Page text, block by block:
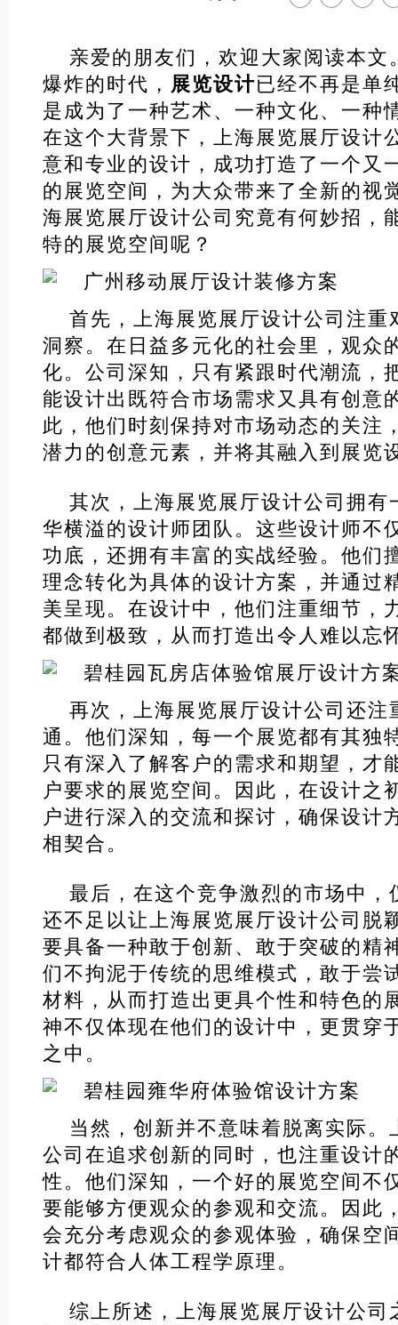
亲爱的朋友们，欢迎大家阅读本文
爆炸的时代， 展览设计已经不再是单
是成为了一种艺术、一种文化、一种
在这个大背景下，上海展览展厅设计
意和专业的设计，成功打造了一个又
的展览空间，为大众带来了全新的视
海展览展厅设计公司究竟有何妙招，
特的展览空间呢？
首先，上海展览展厅设计公司注重
洞察。在日益多元化的社会里，观众
化。公司深知，只有紧跟时代潮流，
能设计出既符合市场需求又具有创意
此，他们时刻保持对市场动态的关注
潜力的创意元素，并将其融入到展览
其次，上海展览展厅设计公司拥有
华横溢的设计师团队。这些设计师不
功底，还拥有丰富的实战经验。他们
理念转化为具体的设计方案，并通过
美呈现。在设计中，他们注重细节，
都做到极致，从而打造出令人难以忘
再次，上海展览展厅设计公司还注
通。他们深知，每一个展览都有其独
只有深入了解客户的需求和期望，才
户要求的展览空间。因此，在设计之
户进行深入的交流和探讨，确保设计
相契合。
最后，在这个竞争激烈的市场中，
还不足以让上海展览展厅设计公司脱
要具备一种敢于创新、敢于突破的精
们不拘泥于传统的思维模式，敢于尝
材料，从而打造出更具个性和特色的
神不仅体现在他们的设计中，更贯穿
之中。
当然，创新并不意味着脱离实际。
公司在追求创新的同时，也注重设计
性。他们深知，一个好的展览空间不
要能够方便观众的参观和交流。因此
会充分考虑观众的参观体验，确保空
计都符合人体工程学原理。
综上所述，上海展览展厅设计公司